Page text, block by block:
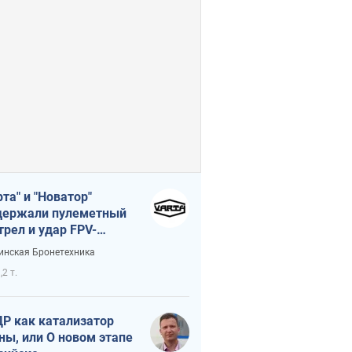
и "Новатор"
пулеметный
и удар FPV-
сохранив жизнь
Бронетехника
т.
как катализатор
или О новом этапе